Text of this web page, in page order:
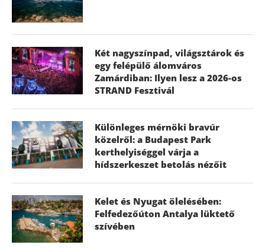
Két nagyszínpad, világsztárok és
egy felépülő álomváros
Zamárdiban: Ilyen lesz a 2026-os
STRAND Fesztivál
Különleges mérnöki bravúr
közelről: a Budapest Park
kerthelyiséggel várja a
hídszerkeszet betolás nézőit
Kelet és Nyugat ölelésében:
Felfedezőúton Antalya lüktető
szívében